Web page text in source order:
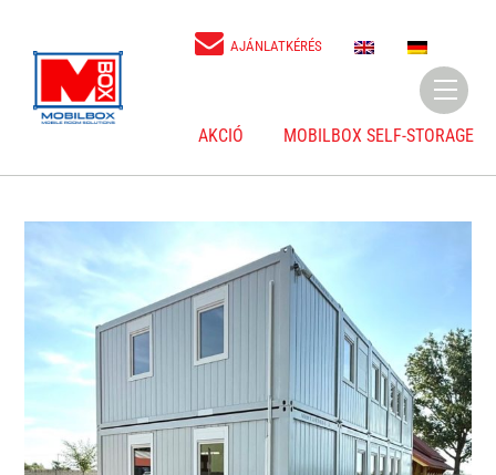
AJÁNLATKÉRÉS
E
D
Menu
AKCIÓ MOBILBOX SELF-STORAGE